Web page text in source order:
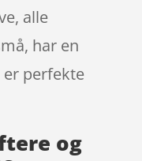
alle
har en
perfekte
og